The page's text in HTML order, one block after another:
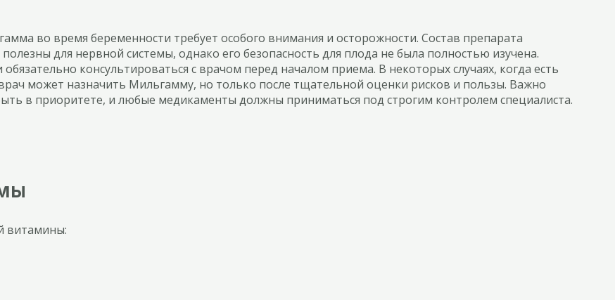
во время беременности требует особого внимания и осторожности. Состав препарата
для нервной системы, однако его безопасность для плода не была полностью изучена.
консультироваться с врачом перед началом приема. В некоторых случаях, когда есть
может назначить Мильгамму, но только после тщательной оценки рисков и пользы. Важно
в приоритете, и любые медикаменты должны приниматься под строгим контролем специалиста.
витамины: